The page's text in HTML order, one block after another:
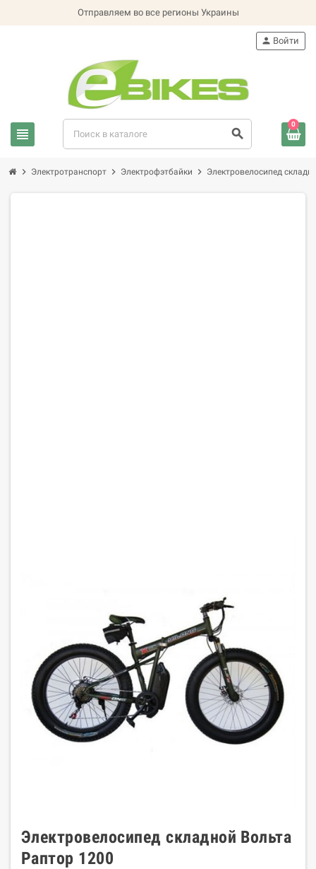
Отправляем во все регионы Украины
view_headline search
person Войти
0
chevron_right Электротранспорт chevron_right Электрофэтбайки chevron_right Электровелосипед
Электровелосипед складной Вольта
Раптор 1200